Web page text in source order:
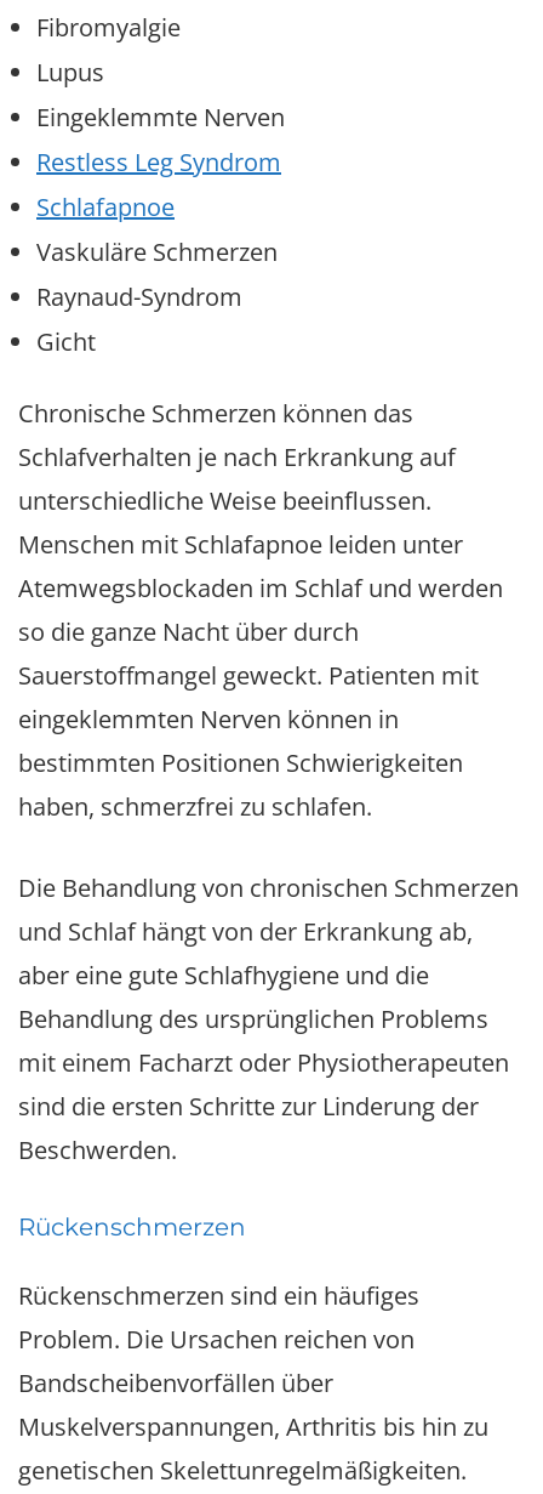
Fibromyalgie
Lupus
Eingeklemmte Nerven
Restless Leg Syndrom
Schlafapnoe
Vaskuläre Schmerzen
Raynaud-Syndrom
Gicht
Chronische Schmerzen können das
Schlafverhalten je nach Erkrankung auf
unterschiedliche Weise beeinflussen.
Menschen mit Schlafapnoe leiden unter
Atemwegsblockaden im Schlaf und werden
so die ganze Nacht über durch
Sauerstoffmangel geweckt. Patienten mit
eingeklemmten Nerven können in
bestimmten Positionen Schwierigkeiten
haben, schmerzfrei zu schlafen.
Die Behandlung von chronischen Schmerzen
und Schlaf hängt von der Erkrankung ab,
aber eine gute Schlafhygiene und die
Behandlung des ursprünglichen Problems
mit einem Facharzt oder Physiotherapeuten
sind die ersten Schritte zur Linderung der
Beschwerden.
Rückenschmerzen
Rückenschmerzen sind ein häufiges
Problem. Die Ursachen reichen von
Bandscheibenvorfällen über
Muskelverspannungen, Arthritis bis hin zu
genetischen Skelettunregelmäßigkeiten.